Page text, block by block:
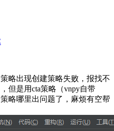
略出现创建策略失败，报找不
但是用cta策略（vnpy自带
略哪里出问题了，麻烦有空帮